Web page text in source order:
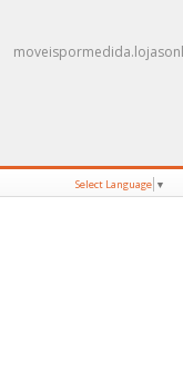
Select Language ▼